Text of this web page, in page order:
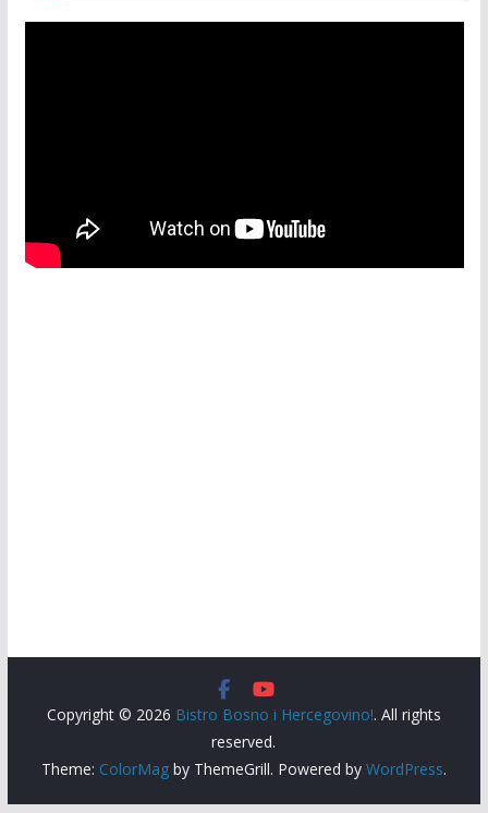
Copyright © 2026 Bistro Bosno i Hercegovino!. All rights
reserved.
Theme: ColorMagby ThemeGrill. Powered by WordPress.